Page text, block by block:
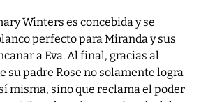
Winters es concebida y se
perfecto para Miranda y sus
a Eva. Al final, gracias al
su padre Rose no solamente logra
misma, sino que reclama el poder